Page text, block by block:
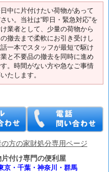
中に片付けたい荷物があって
い。当社は“即日・緊急対応”を
業者として、少量の荷物から
撤去まで柔軟にお引き受けし
一本でスタッフが最短で駆け
と不要品の撤去を同時に進め
。時間がない方や急なご事情
たします。
方の家財処分専用ページ
片付け専門の便利屋
京・千葉・神奈川・群馬